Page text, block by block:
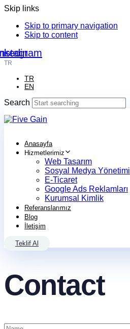
Skip links
Skip to primary navigation
Skip to content
TR
TR
EN
Search
Anasayfa
Hizmetlerimiz
Web Tasarım
Sosyal Medya Yönetimi
E-Ticaret
Google Ads Reklamları
Kurumsal Kimlik
Referanslarımız
Blog
İletişim
Teklif Al
Contact